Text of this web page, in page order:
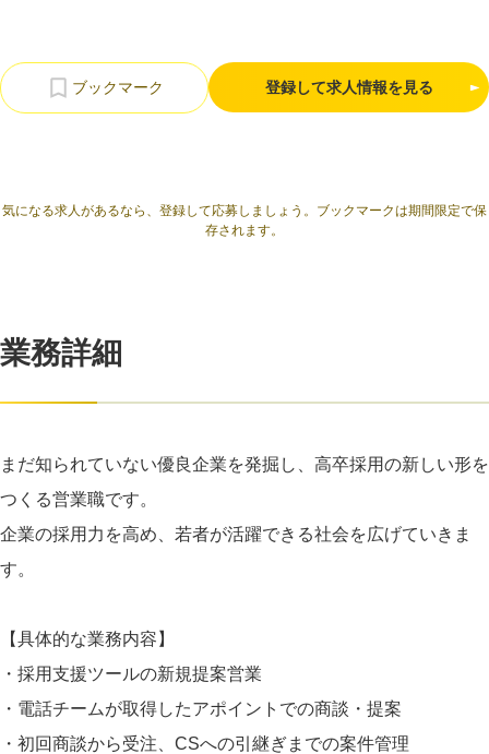
登録して求人情報を見る
気になる求人があるなら、登録して応募しましょう。ブックマークは期間限定で保
存されます。
業務詳細
まだ知られていない優良企業を発掘し、高卒採用の新しい形を
つくる営業職です。
企業の採用力を高め、若者が活躍できる社会を広げていきま
す。
【具体的な業務内容】
・採用支援ツールの新規提案営業
・電話チームが取得したアポイントでの商談・提案
・初回商談から受注、CSへの引継ぎまでの案件管理